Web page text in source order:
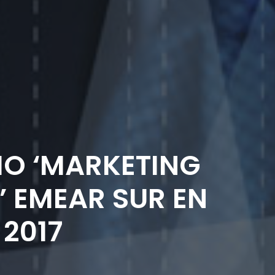
‘MARKETING
SUR EN